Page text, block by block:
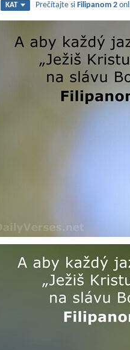
KAT Prečítajte siFilipanom 2